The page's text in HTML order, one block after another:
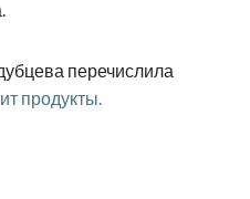
перечислила
продукты.